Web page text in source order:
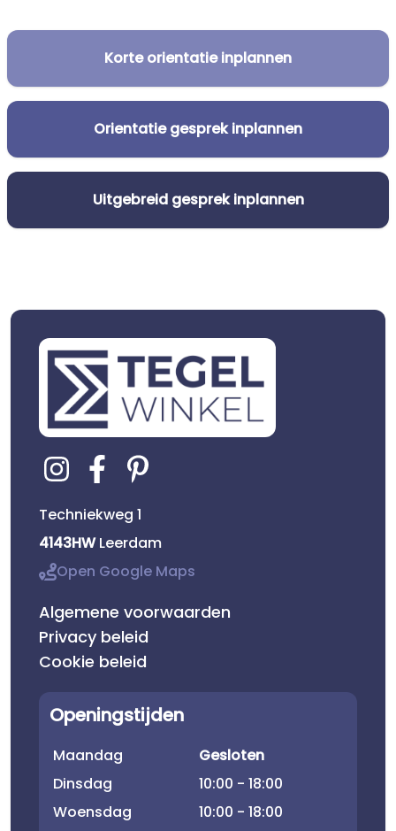
Korte orientatie inplannen
Orientatie gesprek inplannen
Uitgebreid gesprek inplannen
Techniekweg 1
4143HWLeerdam
Open Google Maps
Algemene voorwaarden
Privacy beleid
Cookie beleid
Openingstijden
Maandag
Gesloten
Dinsdag
10:00 - 18:00
Woensdag
10:00 - 18:00